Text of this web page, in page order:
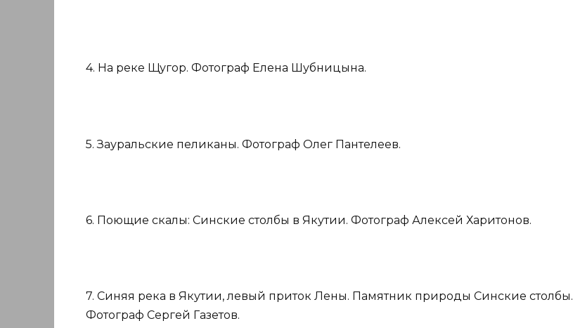
4. На реке Щугор. Фотограф Елена Шубницына.
5. Зауральские пеликаны. Фотограф Олег Пантелеев.
6. Поющие скалы: Синские столбы в Якутии. Фотограф Алексей Харитонов.
7. Синяя река в Якутии, левый приток Лены. Памятник природы Синские столбы.
Фотограф Сергей Газетов.